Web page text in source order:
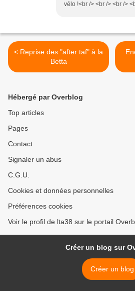
vélo !<br /> <br /> <br />
< Reprise des "after taf" à la
Betta
Hébergé par Overblog
Top articles
Pages
Contact
Signaler un abus
C.G.U.
Cookies et données personnelles
Préférences cookies
Voir le profil de lta38 sur le portail
Créer un blog sur
Créer un blog